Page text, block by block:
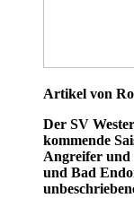
Artikel von
Der SV
kommende
Angreifer und
und Bad